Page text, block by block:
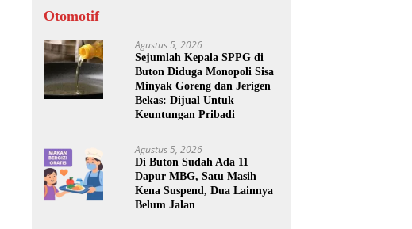
Otomotif
Agustus 5, 2026
Sejumlah Kepala SPPG di
Buton Diduga Monopoli Sisa
Minyak Goreng dan Jerigen
Bekas: Dijual Untuk
Keuntungan Pribadi
Agustus 5, 2026
Di Buton Sudah Ada 11
Dapur MBG, Satu Masih
Kena Suspend, Dua Lainnya
Belum Jalan